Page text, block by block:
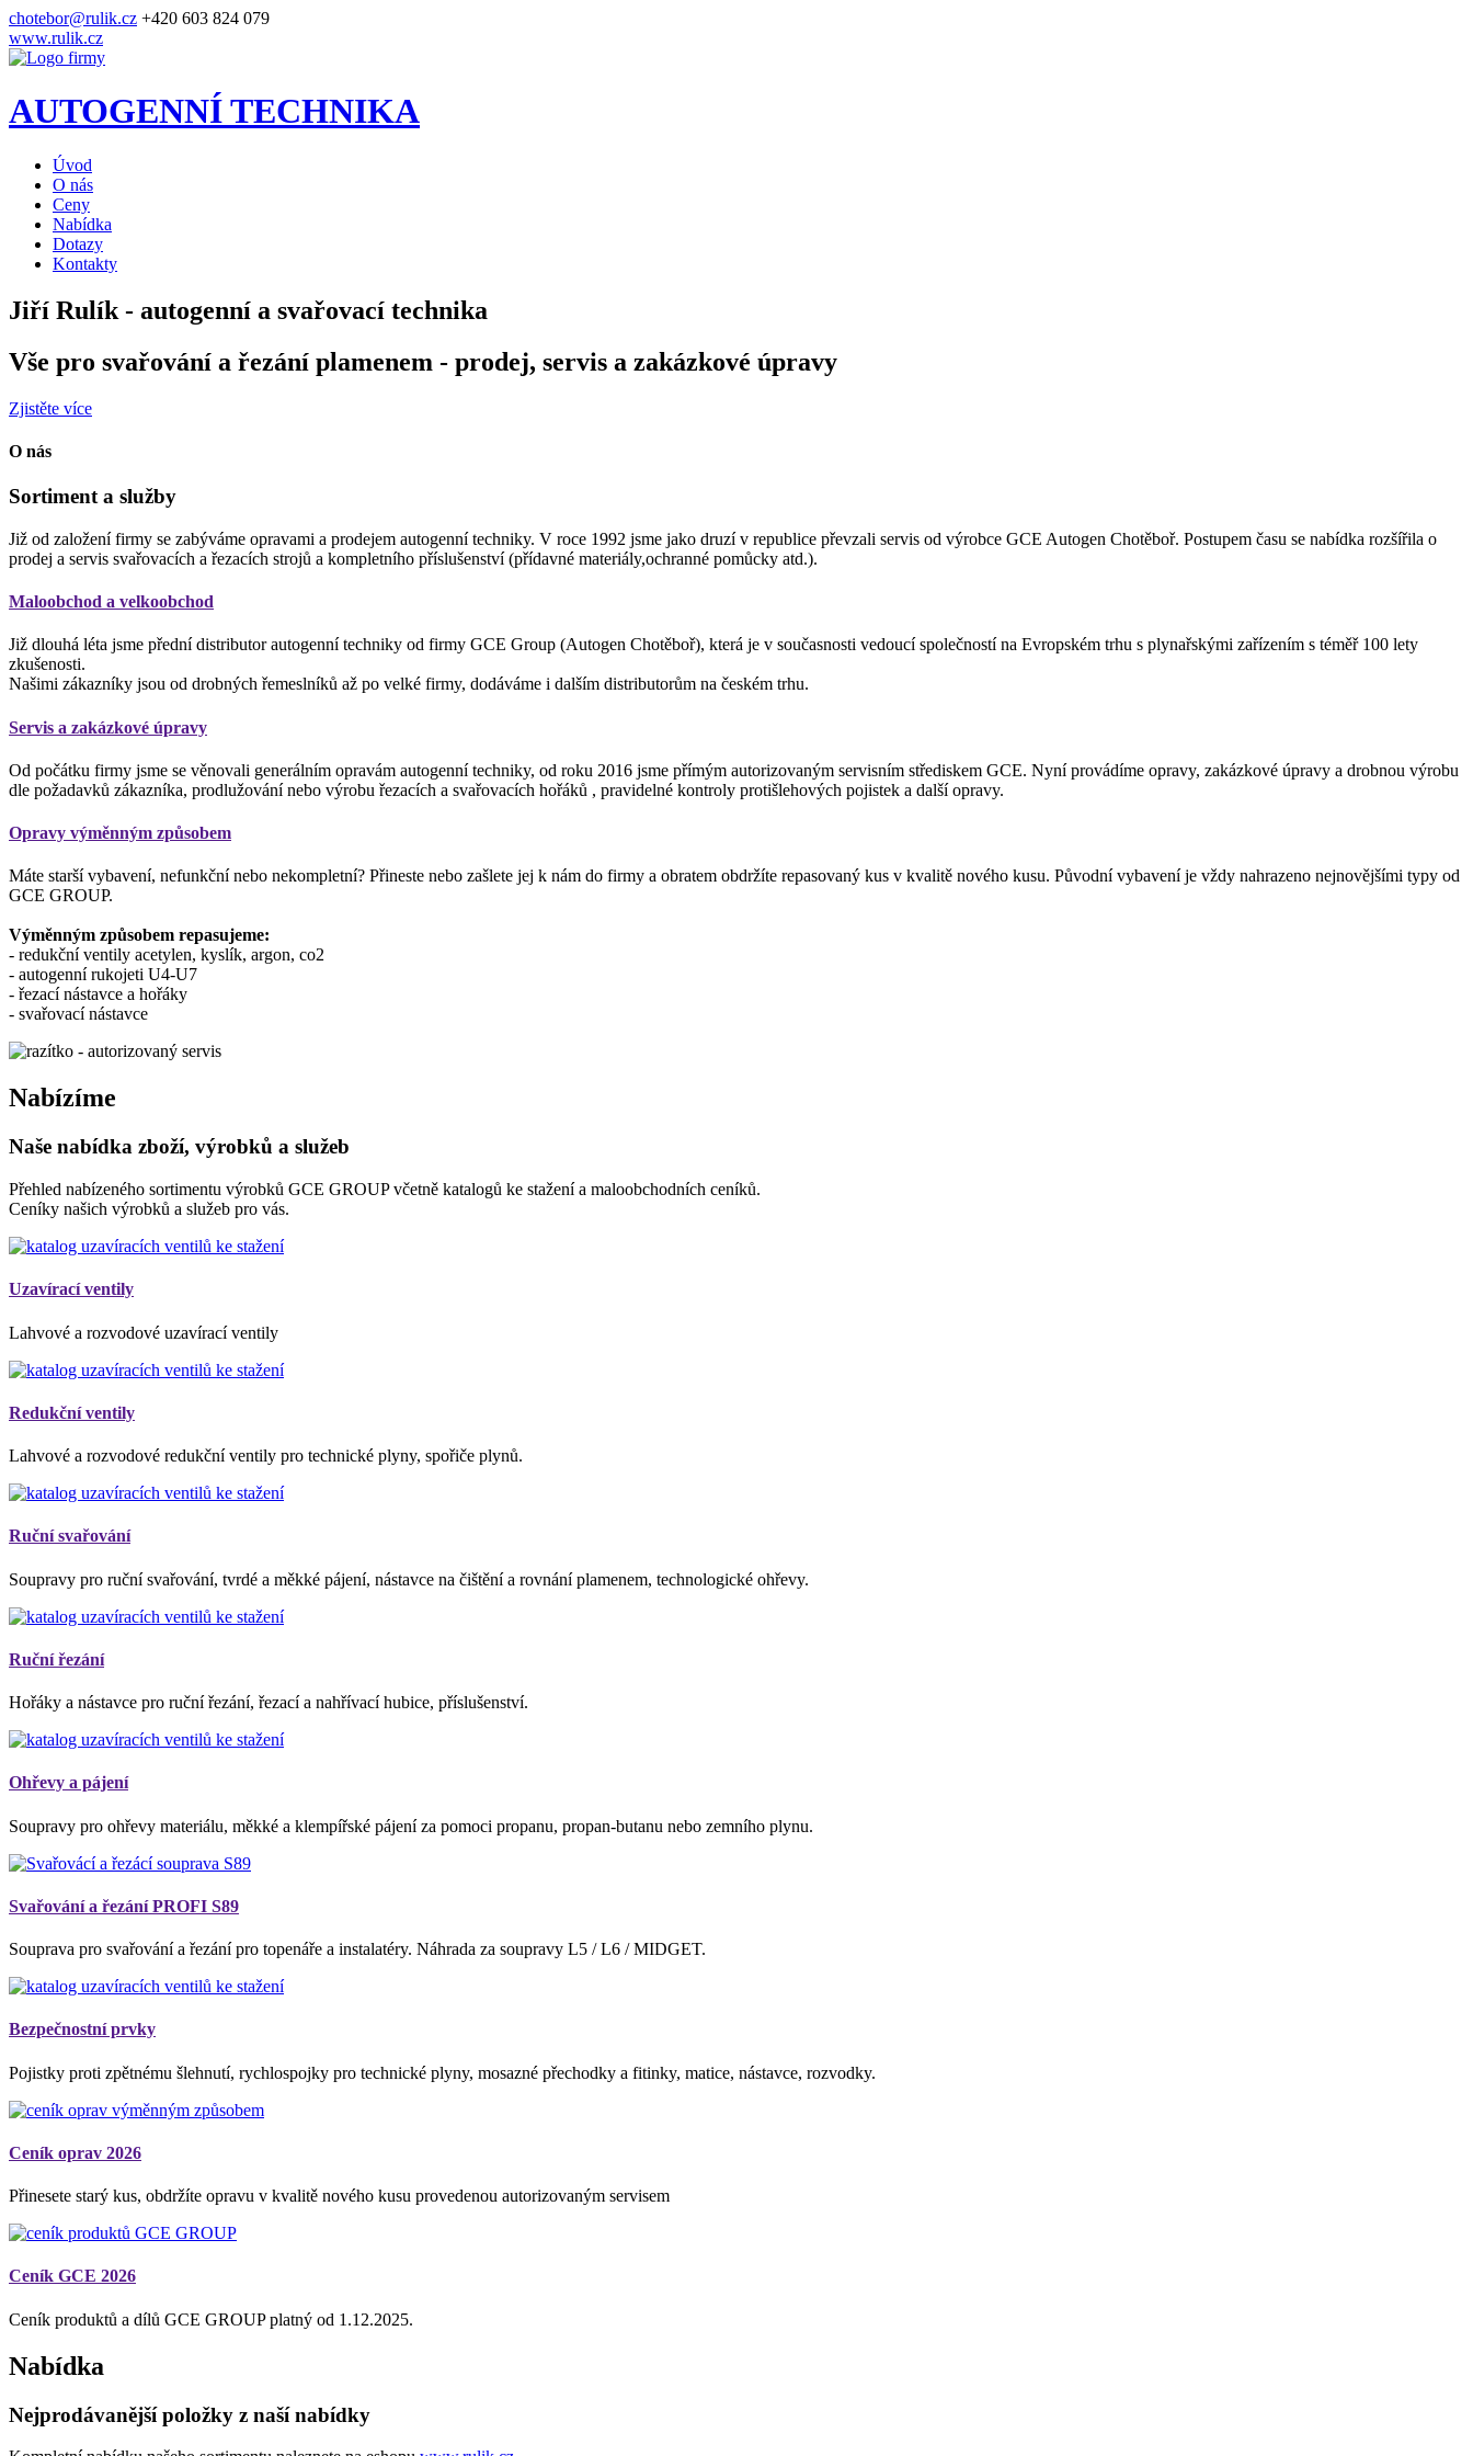
chotebor@rulik.cz +420 603 824 079
www.rulik.cz
AUTOGENNÍ TECHNIKA
Úvod
O nás
Ceny
Nabídka
Dotazy
Kontakty
Jiří Rulík - autogenní a svařovací technika
Vše pro svařování a řezání plamenem - prodej, servis a zakázkové úpravy
Zjistěte více
O nás
Sortiment a služby
Již od založení firmy se zabýváme opravami a prodejem autogenní techniky. V roce 1992 jsme jako druzí v republice převzali servis od výrobce GCE Autogen Chotěboř. Postupem času se nabídka rozšířila o
prodej a servis svařovacích a řezacích strojů a kompletního příslušenství (přídavné materiály,ochranné pomůcky atd.).
Maloobchod a velkoobchod
Již dlouhá léta jsme přední distributor autogenní techniky od firmy GCE Group (Autogen Chotěboř), která je v současnosti vedoucí společností na Evropském trhu s plynařskými zařízením s téměř 100 lety
zkušenosti.
Našimi zákazníky jsou od drobných řemeslníků až po velké firmy, dodáváme i dalším distributorům na českém trhu.
Servis a zakázkové úpravy
Od počátku firmy jsme se věnovali generálním opravám autogenní techniky, od roku 2016 jsme přímým autorizovaným servisním střediskem GCE. Nyní provádíme opravy, zakázkové úpravy a drobnou výrobu
dle požadavků zákazníka, prodlužování nebo výrobu řezacích a svařovacích hořáků , pravidelné kontroly protišlehových pojistek a další opravy.
Opravy výměnným způsobem
Máte starší vybavení, nefunkční nebo nekompletní? Přineste nebo zašlete jej k nám do firmy a obratem obdržíte repasovaný kus v kvalitě nového kusu. Původní vybavení je vždy nahrazeno nejnovějšími typy od
GCE GROUP.
Výměnným způsobem repasujeme:
- redukční ventily acetylen, kyslík, argon, co2
- autogenní rukojeti U4-U7
- řezací nástavce a hořáky
- svařovací nástavce
Nabízíme
Naše nabídka zboží, výrobků a služeb
Přehled nabízeného sortimentu výrobků GCE GROUP včetně katalogů ke stažení a maloobchodních ceníků.
Ceníky našich výrobků a služeb pro vás.
Uzavírací ventily
Lahvové a rozvodové uzavírací ventily
Redukční ventily
Lahvové a rozvodové redukční ventily pro technické plyny, spořiče plynů.
Ruční svařování
Soupravy pro ruční svařování, tvrdé a měkké pájení, nástavce na čištění a rovnání plamenem, technologické ohřevy.
Ruční řezání
Hořáky a nástavce pro ruční řezání, řezací a nahřívací hubice, příslušenství.
Ohřevy a pájení
Soupravy pro ohřevy materiálu, měkké a klempířské pájení za pomoci propanu, propan-butanu nebo zemního plynu.
Svařování a řezání PROFI S89
Souprava pro svařování a řezání pro topenáře a instalatéry. Náhrada za soupravy L5 / L6 / MIDGET.
Bezpečnostní prvky
Pojistky proti zpětnému šlehnutí, rychlospojky pro technické plyny, mosazné přechodky a fitinky, matice, nástavce, rozvodky.
Ceník oprav 2026
Přinesete starý kus, obdržíte opravu v kvalitě nového kusu provedenou autorizovaným servisem
Ceník GCE 2026
Ceník produktů a dílů GCE GROUP platný od 1.12.2025.
Nabídka
Nejprodávanější položky z naší nabídky